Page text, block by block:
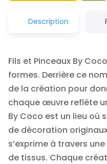
Description
Fils et Pinceaux By
formes. Derrière ce
de la création pour
chaque œuvre reflète
By Coco est un lieu où
de décoration
s’exprime à travers
de tissus. Chaque